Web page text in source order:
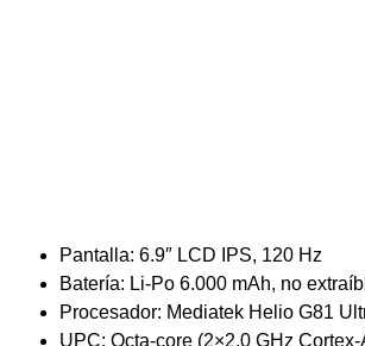
Pantalla: 6.9″ LCD IPS, 120 Hz
Batería: Li-Po 6.000 mAh, no
Procesador: Mediatek Helio G81
UPC: Octa-core (2×2,0 GHz